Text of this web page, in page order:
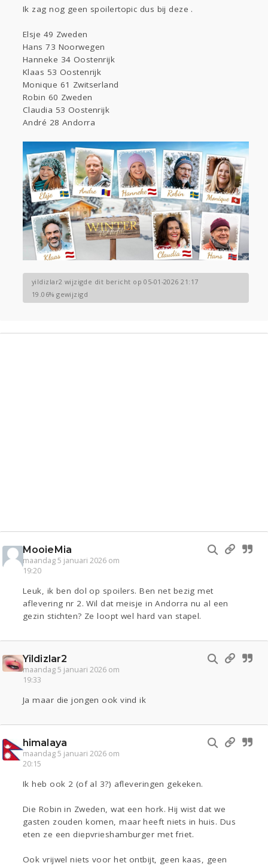
Sport
Contact Viva zoekt
Lezen
Ik zag nog geen spoilertopic dus bij deze .
Elsje 49 Zweden
Hans 73 Noorwegen
Hanneke 34 Oostenrijk
Klaas 53 Oostenrijk
Monique 61 Zwitserland
Robin 60 Zweden
Claudia 53 Oostenrijk
André 28 Andorra
yildizlar2 wijzigde dit bericht op 05-01-2026 21:17
19.06% gewijzigd
MooieMia
maandag 5 januari 2026 om
19:20
Leuk, ik ben dol op spoilers. Ben net bezig met
aflevering nr 2. Wil dat meisje in Andorra nu al een
gezin stichten? Ze loopt wel hard van stapel.
Yildizlar2
maandag 5 januari 2026 om
19:33
Ja maar die jongen ook vind ik
himalaya
maandag 5 januari 2026 om
20:15
Ik heb ook 2 (of al 3?) afleveringen gekeken.
Die Robin in Zweden, wat een hork. Hij wist dat we
gasten zouden komen, maar heeft niets in huis. Dus
eten ze een diepvrieshamburger met friet.
Ook vrijwel niets voor het ontbijt, geen kaas, geen